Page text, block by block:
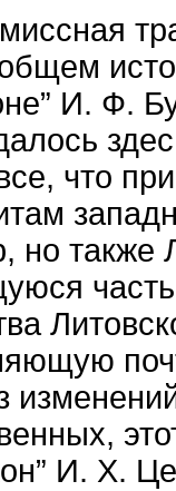
И. Ф.
что
но также
И. Х.